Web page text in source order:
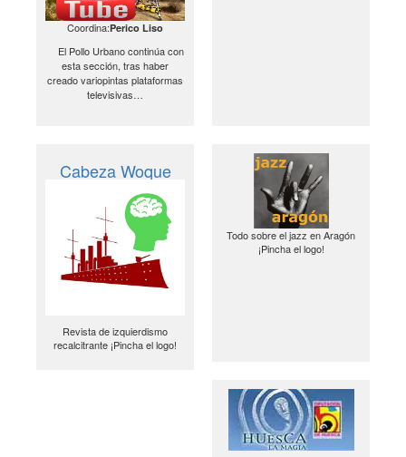
Coordina:Perico Liso
El Pollo Urbano continúa con
esta sección, tras haber
creado variopintas plataformas
televisivas…
Cabeza Woque
Revista de izquierdismo
recalcitrante ¡Pincha el logo!
Todo sobre el jazz en Aragón
¡Pincha el logo!